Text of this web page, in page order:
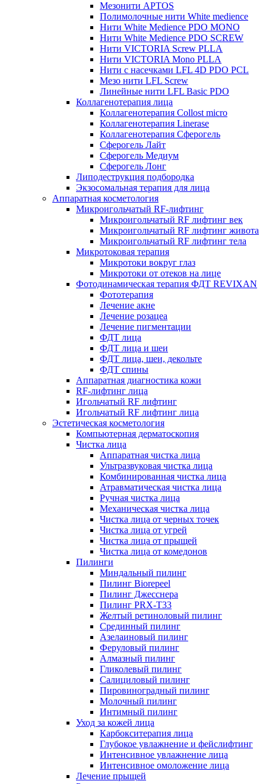
Мезонити APTOS
Полимолочные нити White medience
Нити White Medience PDO MONO
Нити White Medience PDO SCREW
Нити VICTORIA Screw PLLA
Нити VICTORIA Mono PLLA
Нити с насечками LFL 4D PDO PCL
Мезо нити LFL Screw
Линейные нити LFL Basic PDO
Коллагенотерапия лица
Коллагенотерапия Collost micro
Коллагенотерапия Linerase
Коллагенотерапия Сферогель
Сферогель Лайт
Сферогель Медиум
Сферогель Лонг
Липодеструкция подбородка
Экзосомальная терапия для лица
Аппаратная косметология
Микроигольчатый RF-лифтинг
Микроигольчатый RF лифтинг век
Микроигольчатый RF лифтинг живота
Микроигольчатый RF лифтинг тела
Микротоковая терапия
Микротоки вокруг глаз
Микротоки от отеков на лице
Фотодинамическая терапия ФДТ REVIXAN
Фототерапия
Лечение акне
Лечение розацеа
Лечение пигментации
ФДТ лица
ФДТ лица и шеи
ФДТ лица, шеи, декольте
ФДТ спины
Аппаратная диагностика кожи
RF-лифтинг лица
Игольчатый RF лифтинг
Игольчатый RF лифтинг лица
Эстетическая косметология
Компьютерная дерматоскопия
Чистка лица
Аппаратная чистка лица
Ультразвуковая чистка лица
Комбинированная чистка лица
Атравматическая чистка лица
Ручная чистка лица
Механическая чистка лица
Чистка лица от черных точек
Чистка лица от угрей
Чистка лица от прыщей
Чистка лица от комедонов
Пилинги
Миндальный пилинг
Пилинг Biorepeel
Пилинг Джесснера
Пилинг PRX-T33
Желтый ретиноловый пилинг
Срединный пилинг
Азелаиновый пилинг
Феруловый пилинг
Алмазный пилинг
Гликолевый пилинг
Салициловый пилинг
Пировиноградный пилинг
Молочный пилинг
Интимный пилинг
Уход за кожей лица
Карбокситерапия лица
Глубокое увлажнение и фейслифтинг
Интенсивное увлажнение лица
Интенсивное омоложение лица
Лечение прыщей